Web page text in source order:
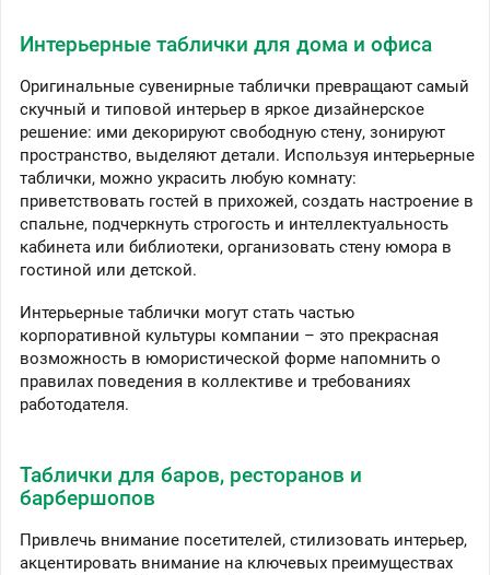
Интерьерные таблички для дома и офиса
Оригинальные сувенирные таблички превращают самый
скучный и типовой интерьер в яркое дизайнерское
решение: ими декорируют свободную стену, зонируют
пространство, выделяют детали. Используя интерьерные
таблички, можно украсить любую комнату:
приветствовать гостей в прихожей, создать настроение в
спальне, подчеркнуть строгость и интеллектуальность
кабинета или библиотеки, организовать стену юмора в
гостиной или детской.
Интерьерные таблички могут стать частью
корпоративной культуры компании – это прекрасная
возможность в юмористической форме напомнить о
правилах поведения в коллективе и требованиях
работодателя.
Таблички для баров, ресторанов и
барбершопов
Привлечь внимание посетителей, стилизовать интерьер,
акцентировать внимание на ключевых преимуществах